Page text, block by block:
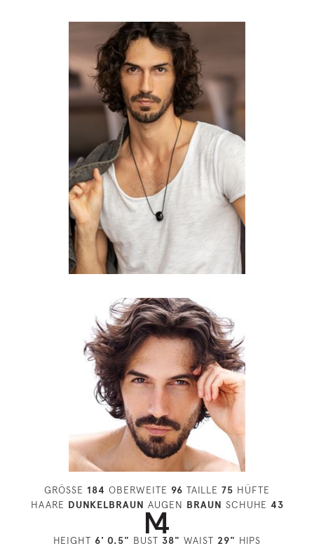
GRÖSSE 184 OBERWEITE 96 TAILLE 75 HÜFTE
HAARE DUNKELBRAUN AUGEN BRAUN SCHUHE 43
HEIGHT 6' 0.5" BUST 38" WAIST 29" HIPS